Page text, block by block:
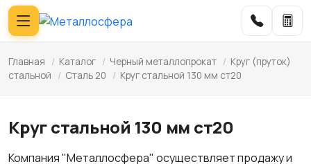
Главная / Каталог / Черный металлопрокат / Круг (пруток)
стальной
/ Сталь 20 / Круг стальной 130 мм ст20
Круг стальной 130 мм ст20
Компания "Металлосфера" осуществляет продажу и